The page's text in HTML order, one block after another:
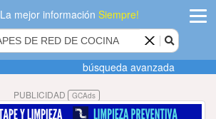
La mejor informaciónSiempre!
Agregar
empresa
búsqueda avanzada
PUBLICIDAD GCAds